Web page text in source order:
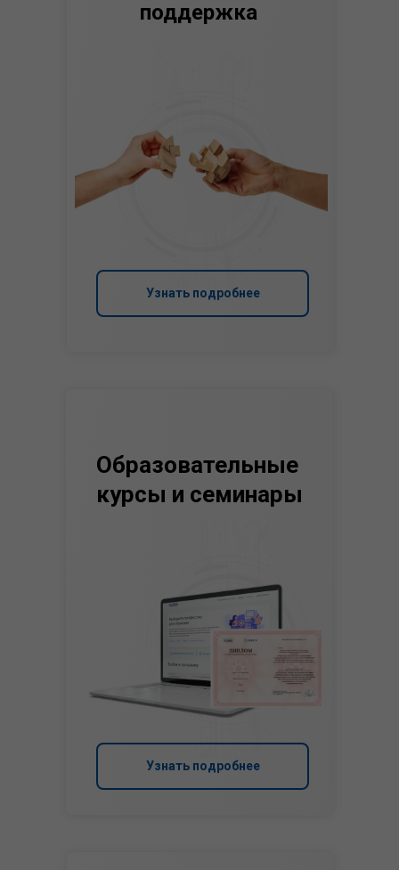
Узнать подробнее
поддержка
Узнать подробнее
Образовательные
курсы и семинары